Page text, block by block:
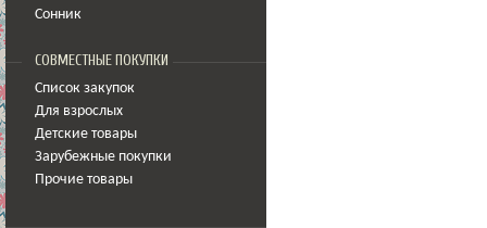
Сонник
СОВМЕСТНЫЕ ПОКУПКИ
Список закупок
Для взрослых
Детские товары
Зарубежные покупки
Прочие товары